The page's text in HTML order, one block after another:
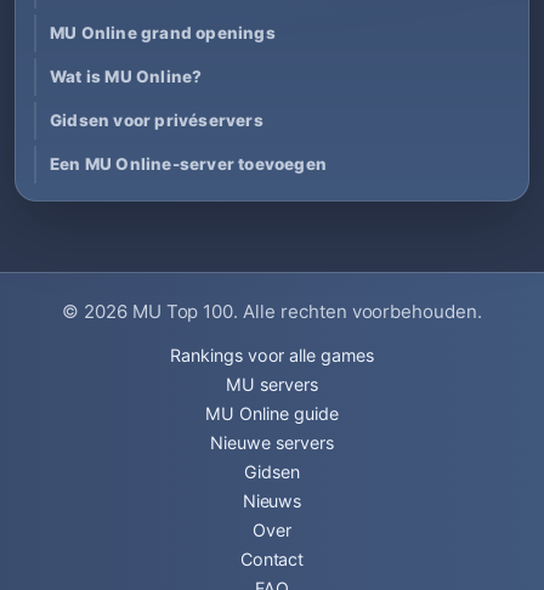
MU Online grand openings
Wat is MU Online?
Gidsen voor privéservers
Een MU Online-server toevoegen
© 2026 MU Top 100. Alle rechten voorbehouden.
Rankings voor alle games
MU servers
MU Online guide
Nieuwe servers
Gidsen
Nieuws
Over
Contact